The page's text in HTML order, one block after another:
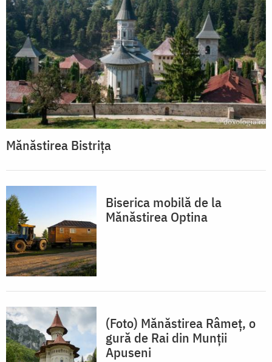
Mănăstirea Bistrița
Biserica mobilă de la
Mănăstirea Optina
(Foto) Mănăstirea Râmeț, o
gură de Rai din Munții
Apuseni